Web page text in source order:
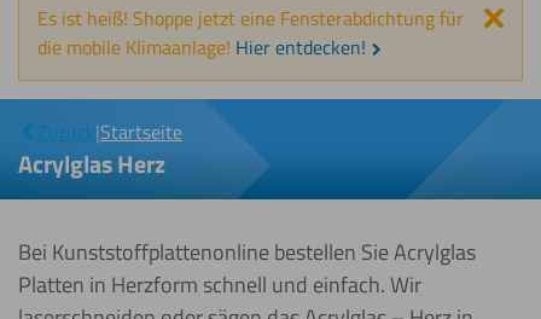
Es ist heiß! Shoppe jetzt eine Fensterabdichtung für
die mobile Klimaanlage! Hier entdecken!
Zurück|Startseite
Acrylglas
Herz
Acrylglas Herz
Bei Kunststoffplattenonline bestellen Sie Acrylglas
Platten in Herzform schnell und einfach. Wir